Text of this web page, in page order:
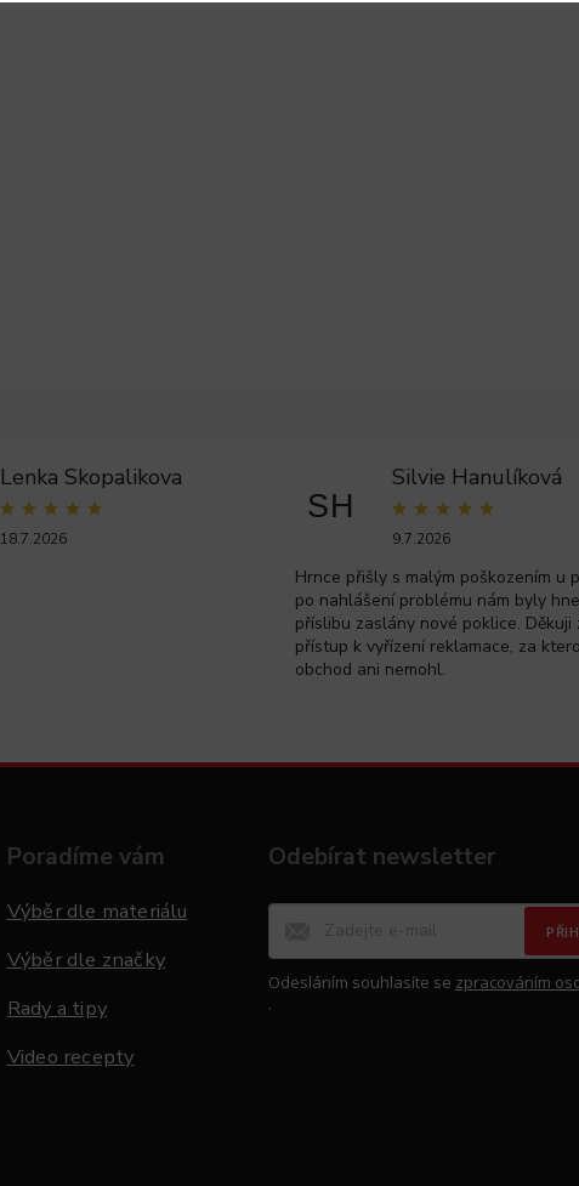
Lenka Skopalikova
18.7.2026
SH
Silvie Hanulíková
9.7.2026
Hrnce přišly s malým poškozením u
po nahlášení problému nám byly
příslibu zaslány nové poklice. Děkuji
přístup k vyřízení reklamace, za
obchod ani nemohl.
Poradíme vám
Výběr dle materiálu
Výběr dle značky
Rady a tipy
Video recepty
Odebírat newsletter
Odesláním souhlasíte se zpracováním
.